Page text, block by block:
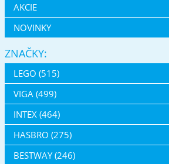
AKCIE
NOVINKY
ZNAČKY:
LEGO (515)
VIGA (499)
INTEX (464)
HASBRO (275)
BESTWAY (246)